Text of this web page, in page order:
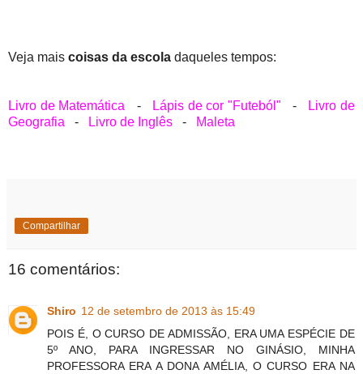
Veja mais coisas da escola daqueles tempos:
Livro de Matemática - Lápis de cor "Futeból" -
Livro de
Geografia - Livro de Inglês - Maleta
Compartilhar
16 comentários:
Shiro 12 de setembro de 2013 às 15:49
POIS É, O CURSO DE ADMISSÃO, ERA UMA ESPÉCIE DE
5º ANO, PARA INGRESSAR NO GINÁSIO, MINHA
PROFESSORA ERA A DONA AMÉLIA, O CURSO ERA NA